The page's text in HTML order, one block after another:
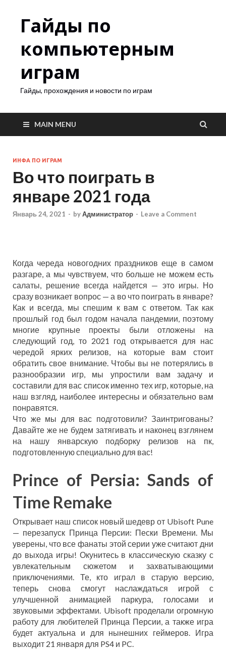
Гайды по
компьютерным
играм
Гайды, прохождения и новости по играм
MAIN MENU
ИНФА ПО ИГРАМ
Во что поиграть в
январе 2021 года
Январь 24, 2021 - byАдминистратор - Leave a Comment
Когда череда новогодних праздников еще в самом
разгаре, а мы чувствуем, что больше не можем есть
салаты, решение всегда найдется — это игры. Но
сразу возникает вопрос — а во что поиграть в январе?
Как и всегда, мы спешим к вам с ответом. Так как
прошлый год был годом начала пандемии, поэтому
многие крупные проекты были отложены на
следующий год, то 2021 год открывается для нас
чередой ярких релизов, на которые вам стоит
обратить свое внимание. Чтобы вы не потерялись в
разнообразии игр, мы упростили вам задачу и
составили для вас список именно тех игр, которые, на
наш взгляд, наиболее интересны и обязательно вам
понравятся.
Что же мы для вас подготовили? Заинтригованы?
Давайте же не будем затягивать и наконец взглянем
на нашу январскую подборку релизов на пк,
подготовленную специально для вас!
Prince of Persia: Sands of
Time Remake
Открывает наш список новый шедевр от Ubisoft Pune
— перезапуск Принца Персии: Пески Времени. Мы
уверены, что все фанаты этой серии уже считают дни
до выхода игры! Окунитесь в классическую сказку с
увлекательным сюжетом и захватывающими
приключениями. Те, кто играл в старую версию,
теперь снова смогут наслаждаться игрой с
улучшенной анимацией паркура, голосами и
звуковыми эффектами. Ubisoft проделали огромную
работу для любителей Принца Персии, а также игра
будет актуальна и для нынешних геймеров. Игра
выходит 21 января для PS4 и PC.